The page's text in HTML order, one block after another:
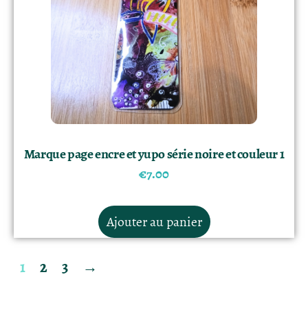
Marque page encre et yupo série noire et couleur 1
€7.00
Ajouter au panier
1 2 3 →